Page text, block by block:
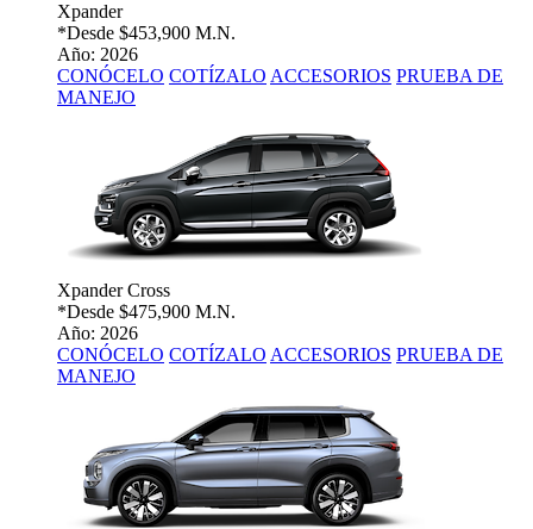
Xpander
*Desde $453,900 M.N.
Año: 2026
CONÓCELO COTÍZALO ACCESORIOS PRUEBA DE
MANEJO
Xpander Cross
*Desde $475,900 M.N.
Año: 2026
CONÓCELO COTÍZALO ACCESORIOS PRUEBA DE
MANEJO